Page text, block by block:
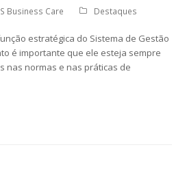
Business Care Destaques
estratégica do Sistema de Gestão
é importante que ele esteja sempre
nas normas e nas práticas de